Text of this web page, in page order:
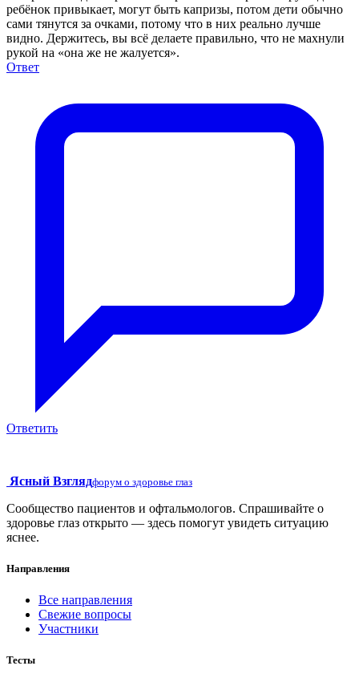
ребёнок привыкает, могут быть капризы, потом дети обычно
сами тянутся за очками, потому что в них реально лучше
видно. Держитесь, вы всё делаете правильно, что не махнули
рукой на «она же не жалуется».
Ответ
Ответить
Ясный Взглядфорум о здоровье глаз
Сообщество пациентов и офтальмологов. Спрашивайте о
здоровье глаз открыто — здесь помогут увидеть ситуацию
яснее.
Направления
Все направления
Свежие вопросы
Участники
Тесты